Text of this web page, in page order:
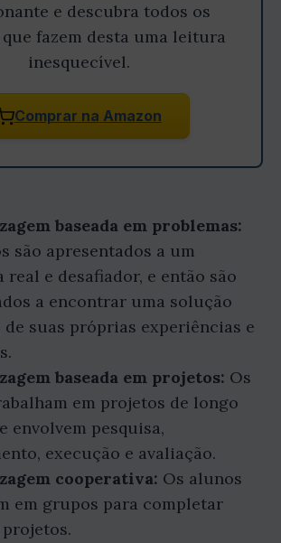
e descubra todos os
fazem desta uma leitura
inesquecível.
Comprar na Amazon
baseada em problemas:
são apresentados a um
real e desafiador, e então são
a encontrar uma solução
suas próprias experiências e
baseada em projetos: Os
em projetos de longo
envolvem pesquisa,
execução e avaliação.
cooperativa: Os alunos
em grupos para completar